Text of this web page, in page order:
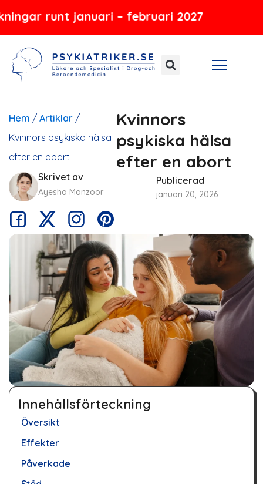
januari – februari 2027
Hoppa
innehåll
Hem / Artiklar /
Kvinnors psykiska hälsa
efter en abort
Kvinnors
psykiska hälsa
efter en abort
Skrivet av
Ayesha Manzoor
Publicerad
januari 20, 2026
Innehållsförteckning
Översikt
Effekter
Påverkade